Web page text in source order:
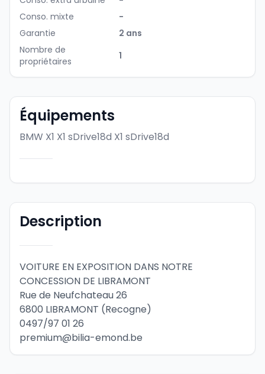
Conso. mixte
-
Garantie
2 ans
Nombre de
propriétaires
1
Équipements
BMW X1 X1 sDrive18d X1 sDrive18d
Description
VOITURE EN EXPOSITION DANS NOTRE
CONCESSION DE LIBRAMONT
Rue de Neufchateau 26
6800 LIBRAMONT (Recogne)
0497/97 01 26
premium@bilia-emond.be